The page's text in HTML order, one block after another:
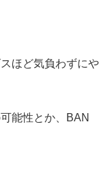
ほど気負わずにや
能性とか、BAN